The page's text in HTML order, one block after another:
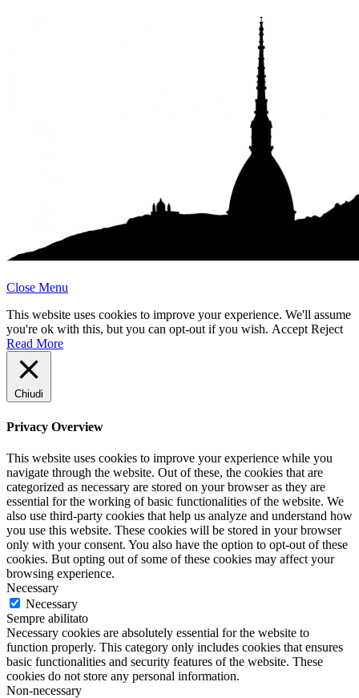
Close Menu
This website uses cookies to improve your experience. We'll assume
you're ok with this, but you can opt-out if you wish. Accept Reject
Read More
Chiudi
Privacy Overview
This website uses cookies to improve your experience while you
navigate through the website. Out of these, the cookies that are
categorized as necessary are stored on your browser as they are
essential for the working of basic functionalities of the website. We
also use third-party cookies that help us analyze and understand how
you use this website. These cookies will be stored in your browser
only with your consent. You also have the option to opt-out of these
cookies. But opting out of some of these cookies may affect your
browsing experience.
Necessary
Necessary
Sempre abilitato
Necessary cookies are absolutely essential for the website to
function properly. This category only includes cookies that ensures
basic functionalities and security features of the website. These
cookies do not store any personal information.
Non-necessary